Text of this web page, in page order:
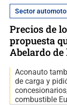
Sector
Precios de
propuesta
Abelardo
Aconauto
de carga y
combustible